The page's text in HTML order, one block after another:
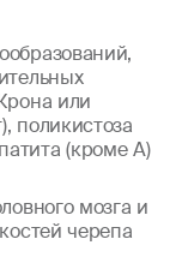
или
поликистоза
(кроме А)
мозга и
черепа